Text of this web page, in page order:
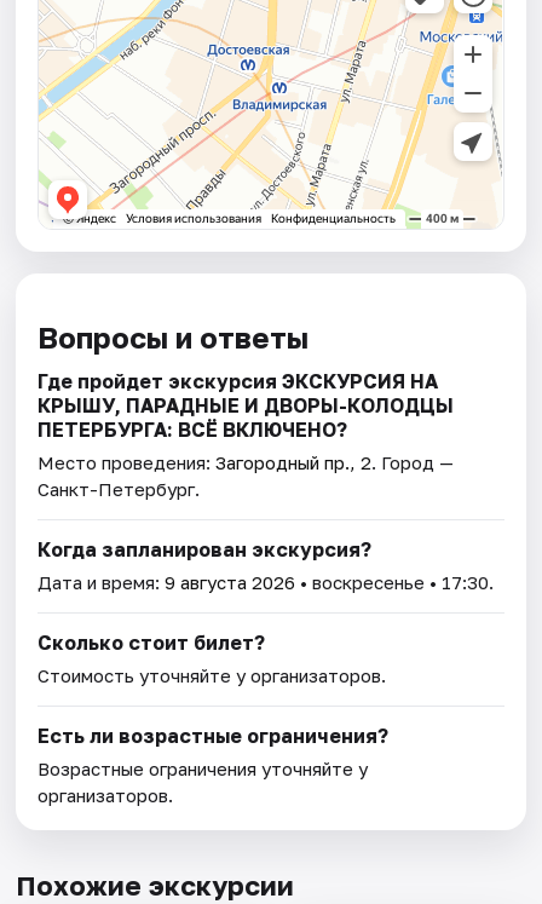
Вопросы и ответы
Где пройдет экскурсия ЭКСКУРСИЯ НА
КРЫШУ, ПАРАДНЫЕ И ДВОРЫ-КОЛОДЦЫ
ПЕТЕРБУРГА: ВСЁ ВКЛЮЧЕНО?
Место проведения:Загородный пр., 2. Город —
Санкт-Петербург.
Когда запланирован экскурсия?
Дата и время:9 августа 2026 • воскресенье • 17:30.
Сколько стоит билет?
Стоимость уточняйте у организаторов.
Есть ли возрастные ограничения?
Возрастные ограничения уточняйте у
организаторов.
Похожие экскурсии